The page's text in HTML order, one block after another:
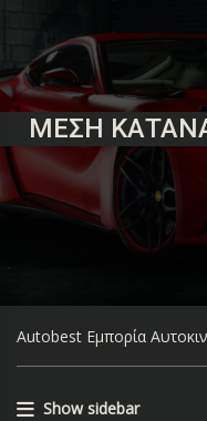
ΜΈΣΗ
Autobest Εμπορία
Show sidebar